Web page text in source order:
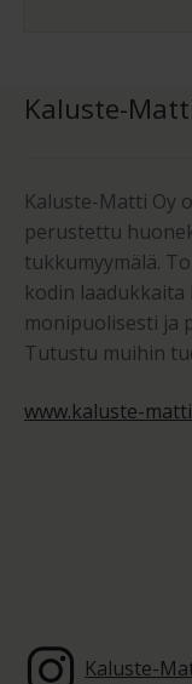
Kaluste-
Kaluste-Matti Oy
perustettu
tukkumyymälä.
kodin
monipuolisesti ja
Tutustu muihin
www.kaluste-
Kaluste-